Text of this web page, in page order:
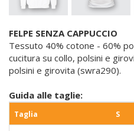
FELPE SENZA CAPPUCCIO
Tessuto 40% cotone - 60%
cucitura su collo, polsini e
polsini e girovita (swra290).
Guida alle taglie:
Taglia S